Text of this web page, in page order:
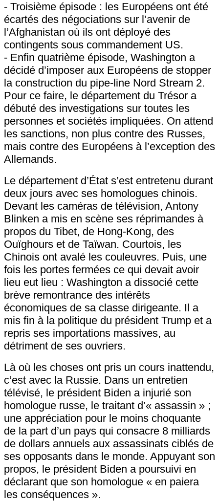
- Troisième épisode : les Européens ont été
écartés des négociations sur l’avenir de
l’Afghanistan où ils ont déployé des
contingents sous commandement US.
- Enfin quatrième épisode, Washington a
décidé d’imposer aux Européens de stopper
la construction du pipe-line Nord Stream 2.
Pour ce faire, le département du Trésor a
débuté des investigations sur toutes les
personnes et sociétés impliquées. On attend
les sanctions, non plus contre des Russes,
mais contre des Européens à l’exception des
Allemands.
Le département d’État s’est entretenu durant
deux jours avec ses homologues chinois.
Devant les caméras de télévision, Antony
Blinken a mis en scène ses réprimandes à
propos du Tibet, de Hong-Kong, des
Ouïghours et de Taïwan. Courtois, les
Chinois ont avalé les couleuvres. Puis, une
fois les portes fermées ce qui devait avoir
lieu eut lieu : Washington a dissocié cette
brève remontrance des intérêts
économiques de sa classe dirigeante. Il a
mis fin à la politique du président Trump et a
repris ses importations massives, au
détriment de ses ouvriers.
Là où les choses ont pris un cours inattendu,
c’est avec la Russie. Dans un entretien
télévisé, le président Biden a injurié son
homologue russe, le traitant d’« assassin » ;
une appréciation pour le moins choquante
de la part d’un pays qui consacre 8 milliards
de dollars annuels aux assassinats ciblés de
ses opposants dans le monde. Appuyant son
propos, le président Biden a poursuivi en
déclarant que son homologue « en paiera
les conséquences ».